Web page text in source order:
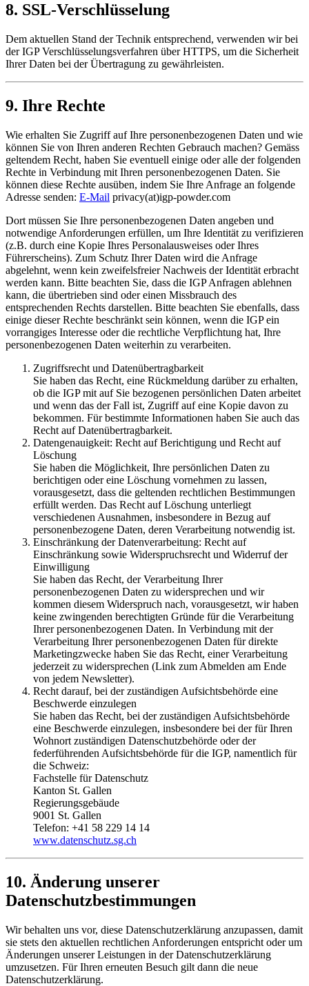
8. SSL-Verschlüsselung
Dem aktuellen Stand der Technik entsprechend, verwenden wir bei
der IGP Verschlüsselungsverfahren über HTTPS, um die Sicherheit
Ihrer Daten bei der Übertragung zu gewährleisten.
9. Ihre Rechte
Wie erhalten Sie Zugriff auf Ihre personenbezogenen Daten und wie
können Sie von Ihren anderen Rechten Gebrauch machen? Gemäss
geltendem Recht, haben Sie eventuell einige oder alle der folgenden
Rechte in Verbindung mit Ihren personenbezogenen Daten. Sie
können diese Rechte ausüben, indem Sie Ihre Anfrage an folgende
Adresse senden: E-Mail privacy(at)igp-powder.com
Dort müssen Sie Ihre personenbezogenen Daten angeben und
notwendige Anforderungen erfüllen, um Ihre Identität zu verifizieren
(z.B. durch eine Kopie Ihres Personalausweises oder Ihres
Führerscheins). Zum Schutz Ihrer Daten wird die Anfrage
abgelehnt, wenn kein zweifelsfreier Nachweis der Identität erbracht
werden kann. Bitte beachten Sie, dass die IGP Anfragen ablehnen
kann, die übertrieben sind oder einen Missbrauch des
entsprechenden Rechts darstellen. Bitte beachten Sie ebenfalls, dass
einige dieser Rechte beschränkt sein können, wenn die IGP ein
vorrangiges Interesse oder die rechtliche Verpflichtung hat, Ihre
personenbezogenen Daten weiterhin zu verarbeiten.
Zugriffsrecht und Datenübertragbarkeit
Sie haben das Recht, eine Rückmeldung darüber zu erhalten,
ob die IGP mit auf Sie bezogenen persönlichen Daten arbeitet
und wenn das der Fall ist, Zugriff auf eine Kopie davon zu
bekommen. Für bestimmte Informationen haben Sie auch das
Recht auf Datenübertragbarkeit.
Datengenauigkeit: Recht auf Berichtigung und Recht auf
Löschung
Sie haben die Möglichkeit, Ihre persönlichen Daten zu
berichtigen oder eine Löschung vornehmen zu lassen,
vorausgesetzt, dass die geltenden rechtlichen Bestimmungen
erfüllt werden. Das Recht auf Löschung unterliegt
verschiedenen Ausnahmen, insbesondere in Bezug auf
personenbezogene Daten, deren Verarbeitung notwendig ist.
Einschränkung der Datenverarbeitung: Recht auf
Einschränkung sowie Widerspruchsrecht und Widerruf der
Einwilligung
Sie haben das Recht, der Verarbeitung Ihrer
personenbezogenen Daten zu widersprechen und wir
kommen diesem Widerspruch nach, vorausgesetzt, wir haben
keine zwingenden berechtigten Gründe für die Verarbeitung
Ihrer personenbezogenen Daten. In Verbindung mit der
Verarbeitung Ihrer personenbezogenen Daten für direkte
Marketingzwecke haben Sie das Recht, einer Verarbeitung
jederzeit zu widersprechen (Link zum Abmelden am Ende
von jedem Newsletter).
Recht darauf, bei der zuständigen Aufsichtsbehörde eine
Beschwerde einzulegen
Sie haben das Recht, bei der zuständigen Aufsichtsbehörde
eine Beschwerde einzulegen, insbesondere bei der für Ihren
Wohnort zuständigen Datenschutzbehörde oder der
federführenden Aufsichtsbehörde für die IGP, namentlich für
die Schweiz:
Fachstelle für Datenschutz
Kanton St. Gallen
Regierungsgebäude
9001 St. Gallen
Telefon: +41 58 229 14 14
www.datenschutz.sg.ch
10. Änderung unserer
Datenschutzbestimmungen
Wir behalten uns vor, diese Datenschutzerklärung anzupassen, damit
sie stets den aktuellen rechtlichen Anforderungen entspricht oder um
Änderungen unserer Leistungen in der Datenschutzerklärung
umzusetzen. Für Ihren erneuten Besuch gilt dann die neue
Datenschutzerklärung.